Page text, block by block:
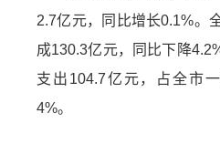
2.7亿元，同比增长0.1%。
成130.3亿元，同比下降
支出104.7亿元，占全市
4%。